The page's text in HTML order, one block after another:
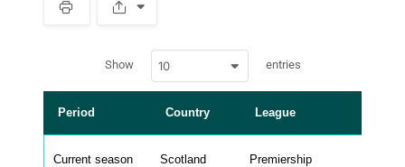
r
p
a
b
Show 10 entries
Period Country League
Current season Scotland Premiership